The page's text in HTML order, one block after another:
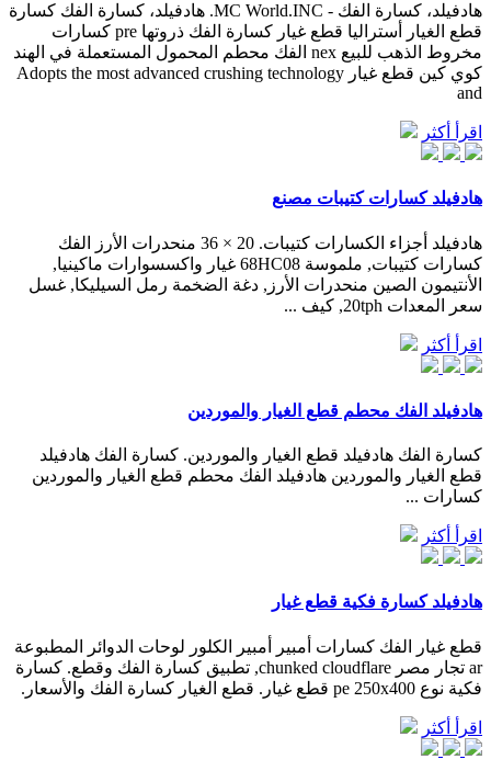
هادفيلد، كسارة الفك - MC World.INC. هادفيلد، كسارة الفك كسارة
قطع الغيار أستراليا قطع غيار كسارة الفك ذروتها pre كسارات
مخروط الذهب للبيع nex الفك محطم المحمول المستعملة في الهند
كوي كين قطع غيار Adopts the most advanced crushing technology
and
اقرأ أكثر
هادفيلد كسارات كتيبات مصنع
هادفيلد أجزاء الكسارات كتيبات. 20 × 36 منحدرات الأرز الفك
كسارات كتيبات, ملموسة 68HC08 غيار واكسسوارات ماكينيا,
الأنتيمون الصين منحدرات الأرز, دغة الضخمة رمل السيليكا, غسل
سعر المعدات 20tph, كيف ...
اقرأ أكثر
هادفيلد الفك محطم قطع الغيار والموردين
كسارة الفك هادفيلد قطع الغيار والموردين. كسارة الفك هادفيلد
قطع الغيار والموردين هادفيلد الفك محطم قطع الغيار والموردين
كسارات ...
اقرأ أكثر
هادفيلد كسارة فكية قطع غيار
قطع غيار الفك كسارات أمبير أمبير الكلور لوحات الدوائر المطبوعة
ar تجار مصر chunked cloudflare, تطبيق كسارة الفك وقطع. كسارة
فكية نوع pe 250x400 قطع غيار. قطع الغيار كسارة الفك والأسعار.
اقرأ أكثر